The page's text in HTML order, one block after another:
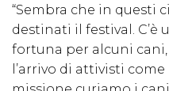
“Sembra che in questi
destinati il festival. C’è
fortuna per alcuni
l’arrivo di attivisti